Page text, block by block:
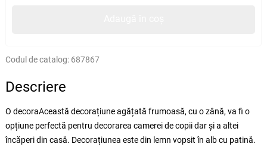
Codul de catalog: 687867
Descriere
O decoraAceastă decorațiune agățată frumoasă, cu o zână, va fi o
opțiune perfectă pentru decorarea camerei de copii dar și a altei
încăperi din casă. Decorațiunea este din lemn vopsit în alb cu patină.